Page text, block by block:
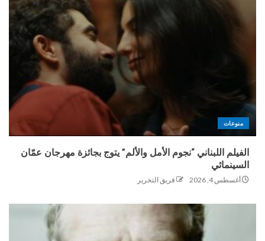
منوعات
الفيلم اللبناني “نجوم الأمل والألم” يتوج بجائزة مهرجان عمّان
السينمائي
أغسطس 4, 2026 فريق التحرير